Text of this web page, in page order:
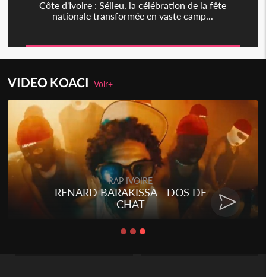
Côte d'Ivoire : Séileu, la célébration de la fête
nationale transformée en vaste camp...
VIDEO KOACIVoir+
RAP IVOIRE
RENARD BARAKISSA - DOS DE
CHAT